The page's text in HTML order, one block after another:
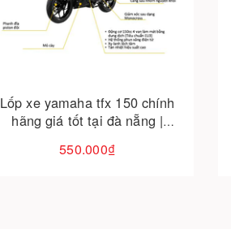
Lốp xe yamaha tfx 150 chính
hãng giá tốt tại đà nẵng |
550.000₫
Cho vào giỏ hàng